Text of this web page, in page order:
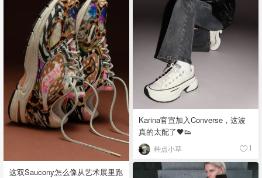
Karina官宣加入Converse，这波
真的太配了🖤👟
种点小草 1
这双Saucony怎么像从艺术展里跑